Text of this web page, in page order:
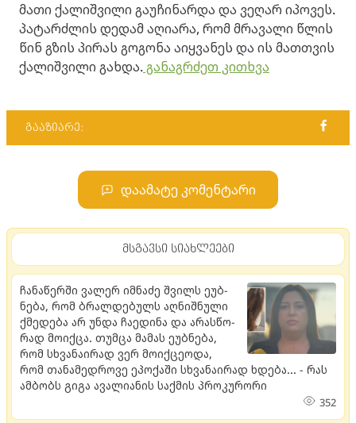
მათი ქალიშვილი გაუჩინარდა და ვეღარ იპოვეს.
პატარძლის დედამ აღიარა, რომ მრავალი წლის
წინ გზის პირას გოგონა აიყვანეს და ის მათთვის
ქალიშვილი გახდა.განაგრძეთ კითხვა
გააზიარე:
დაამატე კომენტარი
მსგავსი სიახლეები
ჩა­ნა­წერ­ში ვა­ლერ იმ­ნა­ძე შვილს ეუბ­
ნე­ბა, რომ ბრალ­დე­ბულს აღ­ნიშ­ნუ­ლი
ქმე­დე­ბა არ უნდა ჩა­ე­დი­ნა და არას­წო­
რად მო­იქ­ცა. თუმ­ცა მა­მას ეუბ­ნე­ბა,
რომ სხვა­ნა­ი­რად ვერ მო­იქ­ცე­ო­და,
რომ თა­ნა­მედ­რო­ვე ეპო­ქა­ში სხვა­ნა­ი­რად ხდე­ბა... - რას
ამბობს გიგა ავალიანის საქმის პროკურორი
352